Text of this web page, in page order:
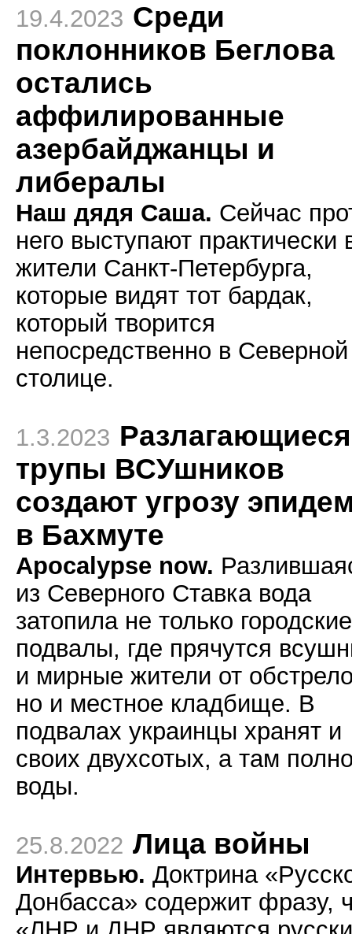
19.4.2023 Среди
поклонников Беглова
остались
аффилированные
азербайджанцы и
либералы
Наш дядя Саша. Сейчас
него выступают практически
жители Санкт-Петербурга,
которые видят тот бардак,
который творится
непосредственно в Северной
столице.
1.3.2023 Разлагающиеся
трупы ВСУшников
создают угрозу
в Бахмуте
Apocalypse now.
из Северного Ставка вода
затопила не только городские
подвалы, где прячутся
и мирные жители от
но и местное кладбище. В
подвалах украинцы хранят и
своих двухсотых, а там
воды.
25.8.2022 Лица войны
Интервью. Доктрина
Донбасса» содержит фразу,